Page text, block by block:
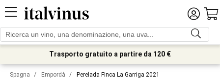
Trasporto gratuito a partire da 120 €
Spagna / Empordà / Perelada Finca La Garriga 2021